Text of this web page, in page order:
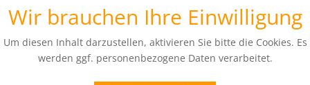
Wir brauchen Ihre Einwilligung
Um diesen Inhalt darzustellen, aktivieren Sie bitte die Cookies. Es
werden ggf. personenbezogene Daten verarbeitet.